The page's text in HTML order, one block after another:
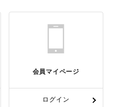
会員マイページ
ログイン